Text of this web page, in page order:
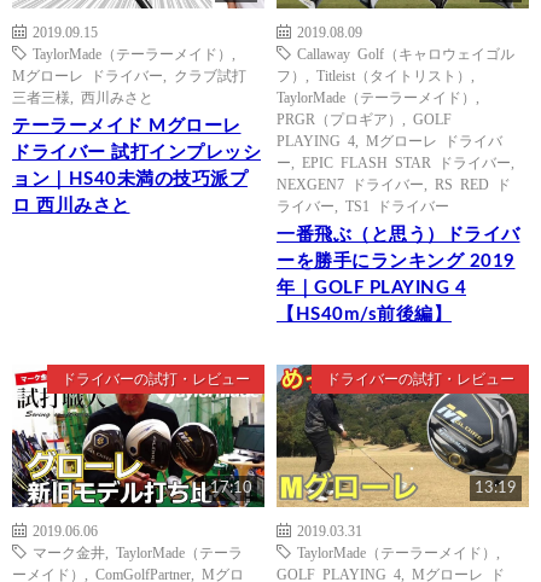
2019.09.15
TaylorMade（テーラーメイド）
Mグローレ ドライバー
クラブ試打
三者三様
西川みさと
テーラーメイド Mグローレ
ドライバー 試打インプレッシ
ョン｜HS40未満の技巧派プ
ロ 西川みさと
2019.08.09
Callaway Golf（キャロウェイゴル
フ）
Titleist（タイトリスト）
TaylorMade（テーラーメイド）
PRGR（プロギア）
GOLF
PLAYING 4
Mグローレ ドライバ
ー
EPIC FLASH STAR ドライバー
NEXGEN7 ドライバー
RS RED ド
ライバー
TS1 ドライバー
一番飛ぶ（と思う）ドライバ
ーを勝手にランキング 2019
年｜GOLF PLAYING 4
【HS40m/s前後編】
ドライバーの試打・レビュー
17:10
2019.06.06
マーク金井
TaylorMade（テーラ
ーメイド）
ComGolfPartner
Mグロ
ドライバーの試打・レビュー
13:19
2019.03.31
TaylorMade（テーラーメイド）
GOLF PLAYING 4
Mグローレ ド